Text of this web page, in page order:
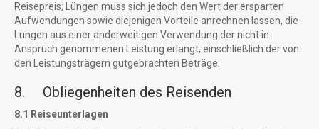
Reisepreis; Lüngen muss sich jedoch den Wert der ersparten
Aufwendungen sowie diejenigen Vorteile anrechnen lassen, die
Lüngen aus einer anderweitigen Verwendung der nicht in
Anspruch genommenen Leistung erlangt, einschließlich der von
den Leistungsträgern gutgebrachten Beträge.
8. Obliegenheiten des Reisenden
8.1 Reiseunterlagen